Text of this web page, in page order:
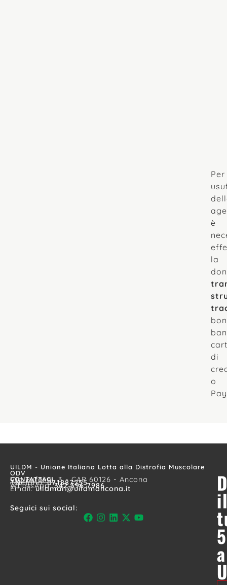
Per
è
la
di
o
UILDM - Unione Italiana Lotta alla Distrofia Muscolare
ODV
CONTATTACI
Via Bufalini, 3 - CAP 60126 - Ancona
Telefono:071887255
WhatsApp:342 396 7986
Email:uildman@uildmancona.it
Seguici sui social:
a